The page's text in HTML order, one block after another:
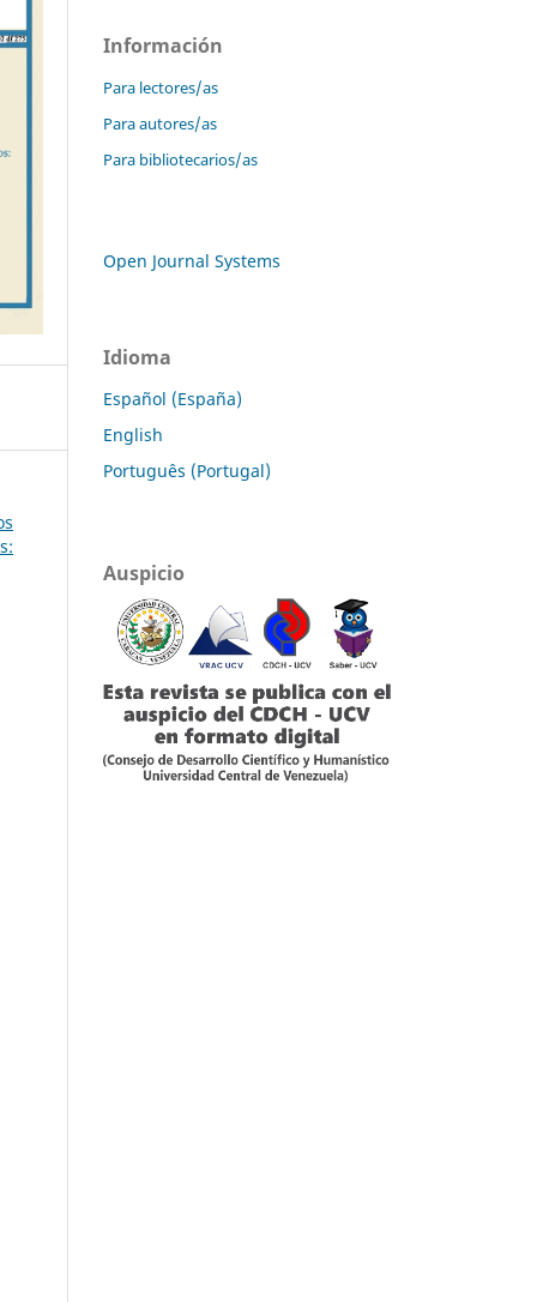
Información
Para lectores/as
Para autores/as
Para bibliotecarios/as
Open Journal Systems
Idioma
Español (España)
English
Português (Portugal)
Auspicio